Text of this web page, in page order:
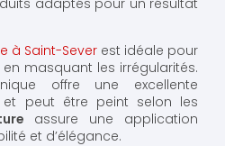
à Saint-Sever est idéale pour
masquant les irrégularités.
offre une excellente
peut être peint selon les
assure une application
et d’élégance.